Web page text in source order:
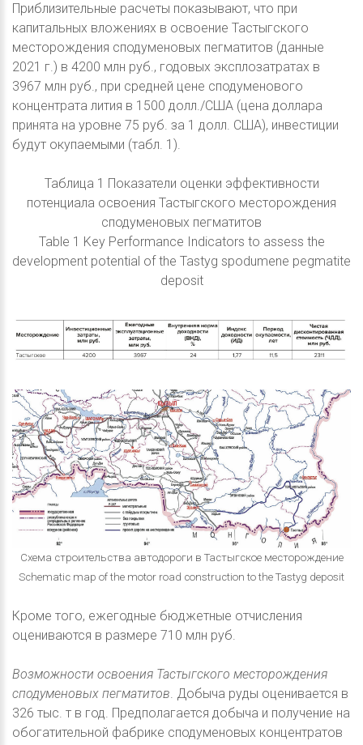
Приблизительные расчеты показывают, что при
капитальных вложениях в освоение Тастыгского
месторождения сподуменовых пегматитов (данные
2021 г.) в 4200 млн руб., годовых эксплозатратах в
3967 млн руб., при средней цене сподуменового
концентрата лития в 1500 долл./США (цена доллара
принята на уровне 75 руб. за 1 долл. США), инвестиции
будут окупаемыми (табл. 1).
Таблица 1 Показатели оценки эффективности
потенциала освоения Тастыгского месторождения
сподуменовых пегматитов
Table 1 Key Performance Indicators to assess the
development potential of the Tastyg spodumene pegmatite
deposit
Схема строительства автодороги в Тастыгское месторождение
Schematic map of the motor road construction to the Tastyg deposit
Кроме того, ежегодные бюджетные отчисления
оцениваются в размере 710 млн руб.
Возможности освоения Тастыгского месторождения
сподуменовых пегматитов. Добыча руды оценивается в
326 тыс. т в год. Предполагается добыча и получение на
обогатительной фабрике сподуменовых концентратов